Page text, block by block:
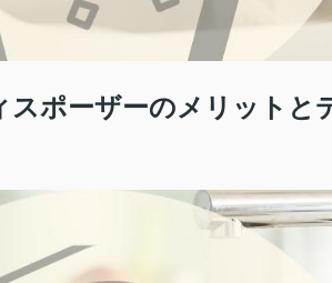
ポーザーのメリットと